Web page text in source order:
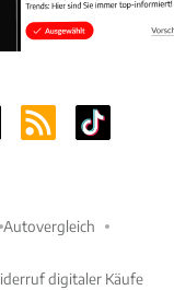
Autovergleich
digitaler Käufe